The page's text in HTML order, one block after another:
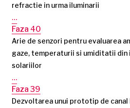
refractie in urma iluminarii
…
Faza 40
Arie de senzori pentru evaluarea
gaze, temperaturii si umiditatii
solariilor
…
Faza 39
Dezvoltarea unui prototip de